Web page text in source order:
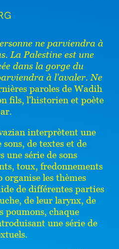
ne parviendra à
La Palestine est une
dans la gorge du
à l'avaler. Ne
paroles de Wadih
fils, l'historien et poète
interprètent une
de textes et de
une série de sons
toux, fredonnements
les thèmes
de différentes parties
de leur larynx, de
poumons, chaque
une série de